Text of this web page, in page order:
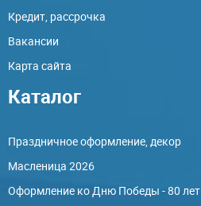
Кредит, рассрочка
Вакансии
Карта сайта
Каталог
Праздничное оформление, декор
Масленица 2026
Оформление ко Дню Победы - 80 лет